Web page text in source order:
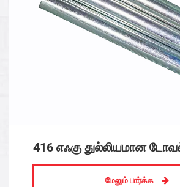
துருப்பிடிக்காத எஃகு
மேலும் பார்க்க